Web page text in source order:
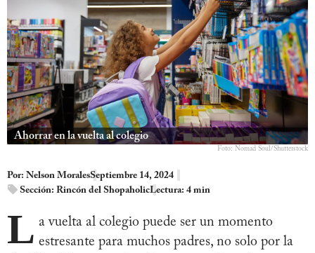
Ahorrar en la vuelta al colegio
Foto: Nomad Soul/Shutterstock
Por: Nelson MoralesSeptiembre 14, 2024
Sección: Rincón del ShopaholicLectura: 4 min
L a vuelta al colegio puede ser un momento
estresante para muchos padres, no solo por la